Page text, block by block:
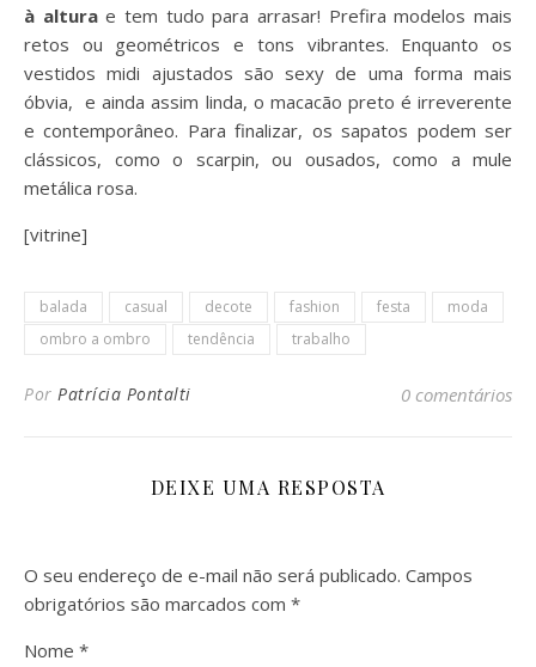
à alturae tem tudo para arrasar! Prefira modelos mais
retos ou geométricos e tons vibrantes. Enquanto os
vestidos midi ajustados são sexy de uma forma mais
óbvia, e ainda assim linda, o macacão preto é irreverente
e contemporâneo. Para finalizar, os sapatos podem ser
clássicos, como o scarpin, ou ousados, como a mule
metálica rosa.
[vitrine]
balada casual decote fashion festa
moda
ombro a ombro
tendência trabalho
Por Patrícia Pontalti 0 comentários
DEIXE UMA RESPOSTA
O seu endereço de e-mail não será publicado. Campos
obrigatórios são marcados com *
Nome *